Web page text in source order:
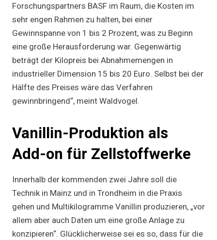
Forschungspartners BASF im Raum, die Kosten im
sehr engen Rahmen zu halten, bei einer
Gewinnspanne von 1 bis 2 Prozent, was zu Beginn
eine große Herausforderung war. Gegenwärtig
beträgt der Kilopreis bei Abnahmemengen in
industrieller Dimension 15 bis 20 Euro. Selbst bei der
Hälfte des Preises wäre das Verfahren
gewinnbringend“, meint Waldvogel.
Vanillin-Produktion als
Add-on für Zellstoffwerke
Innerhalb der kommenden zwei Jahre soll die
Technik in Mainz und in Trondheim in die Praxis
gehen und Multikilogramme Vanillin produzieren, „vor
allem aber auch Daten um eine große Anlage zu
konzipieren“. Glücklicherweise sei es so, dass für die